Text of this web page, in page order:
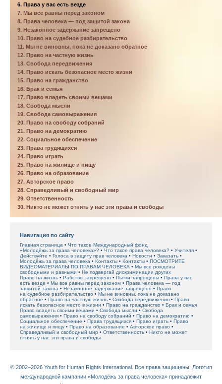
6. Права у вас есть везде
7. Мы все равны перед законом
8. Права человека — под защитой закона
9. Незаконное задержание запрещено
10. Право на судебное разбирательство
11. Мы не виновны, пока не доказано обратное
12. Право на частную жизнь
13. Свобода передвижения
14. Право искать безопасное место жизни
15. Право на гражданство
16. Брак и семья
17. Право владеть своими вещами
18. Свобода мысли
19. Свобода самовыражения
20. Право на свободу собраний
21. Право на демократию
22. Социальное обеспечение
23. Права трудящихся
24. Право играть
25. Право на жилище и пищу
26. Право на образование
27. Авторское право
28. Справедливый и свободный мир
29. Ответственность
30. Никто не может отнять у нас эти права и свободы
Навигация по сайту
Главная страница
Что такое Международный фонд
«Молодёжь за права человека»?
Что такое права человека?
Учителя
Действуйте
Голоса в защиту прав человека Новости
Заказать
Молодёжь за права человека
Контакты Контакты
ПОСМОТРИТЕ
ВИДЕОМАТЕРИАЛЫ ПО ПРАВАМ ЧЕЛОВЕКА
Мы все рождены
свободными и равными
Не подвергай дискриминации других
Право на жизнь
Рабство запрещено Пытки запрещены
Права у вас
есть везде
Мы все равны перед законом
Права человека — под
защитой закона
Незаконное задержание запрещено
Право
на судебное разбирательство
Мы не виновны, пока не доказано
обратное
Право на частную жизнь Свобода передвижения
Право
искать безопасное место в жизни
Право на гражданство
Брак и семья
Право владеть своими вещами
Свобода мысли
Свобода
самовыражения
Право на свободу собраний
Право на демократию
Социальное обеспечение
Права трудящихся Право играть
Право
на жилище и пищу
Право на образование
Авторское право
Справедливый и свободный мир
Ответственность
Никто не может
отнять у нас эти права и свободы
© 2002–2026 Youth for Human Rights International. Все права защищены. Логотип
международной кампании «Молодёжь за права человека» принадлежит